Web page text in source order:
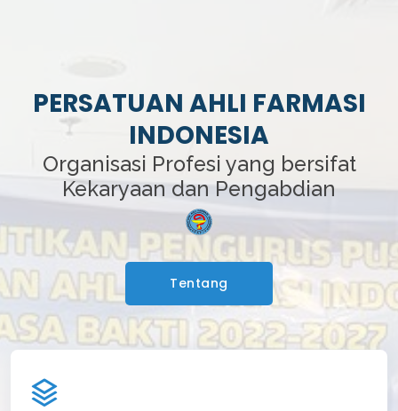
PERSATUAN AHLI FARMASI
INDONESIA
Organisasi Profesi yang bersifat
Kekaryaan dan Pengabdian
Tentang